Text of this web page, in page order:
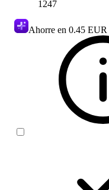
1247
Ahorre en 0.45 EUR